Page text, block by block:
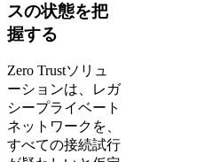
スの状態を把
握する
Zero Trustソリュ
ーションは、レガ
シープライベート
ネットワークを、
すべての接続試行